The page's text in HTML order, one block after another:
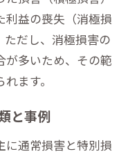
利益の喪失（消極損
だし、消極損害の
が多いため、その範
ます。
と事例
に通常損害と特別損